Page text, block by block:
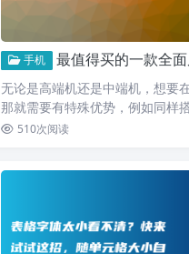
手机 最值得买的一款全面屏手机，骁龙
无论是高端机还是中端机，想要
那就需要有特殊优势，例如同样
有大容量电池，…
510次阅读